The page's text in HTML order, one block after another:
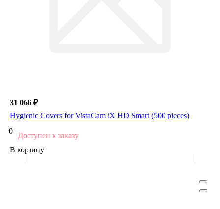
31 066 ₽
Hygienic Covers for VistaCam iX HD Smart (500 pieces)
0
Доступен к заказу
В корзину